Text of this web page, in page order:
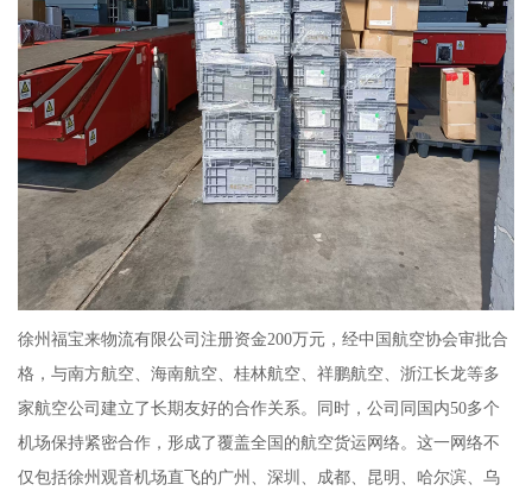
徐州福宝来物流有限公司注册资金200万元，经中国航空协会审批合
格，与南方航空、海南航空、桂林航空、祥鹏航空、浙江长龙等多
家航空公司建立了长期友好的合作关系。同时，公司同国内50多个
机场保持紧密合作，形成了覆盖全国的航空货运网络。这一网络不
仅包括徐州观音机场直飞的广州、深圳、成都、昆明、哈尔滨、乌